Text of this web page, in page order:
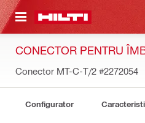
CONTENT
CONECTOR PENTRU
Conector MT-C-T/2 #2272054
Configurator